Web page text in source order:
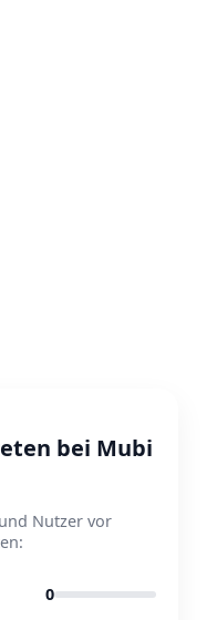
bei Mubi
Nutzer vor
0